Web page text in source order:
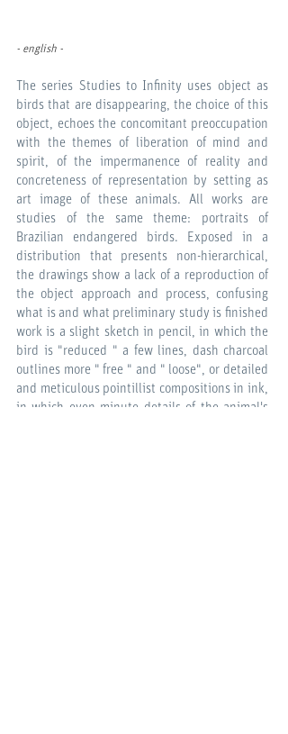
- english -
The series Studies to Infinity uses object as
birds that are disappearing, the choice of this
object, echoes the concomitant preoccupation
with the themes of liberation of mind and
spirit, of the impermanence of reality and
concreteness of representation by setting as
art image of these animals. All works are
studies of the same theme: portraits of
Brazilian endangered birds. Exposed in a
distribution that presents non-hierarchical,
the drawings show a lack of a reproduction of
the object approach and process, confusing
what is and what preliminary study is finished
work is a slight sketch in pencil, in which the
bird is "reduced " a few lines, dash charcoal
outlines more " free " and " loose", or detailed
and meticulous pointillist compositions in ink,
in which even minute details of the animal's